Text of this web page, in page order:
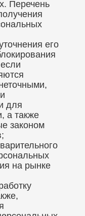
Перечень
его
для
а также
законом
на рынке